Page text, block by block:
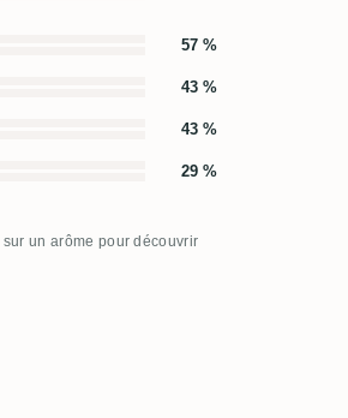
57 %
43 %
43 %
29 %
un arôme pour découvrir